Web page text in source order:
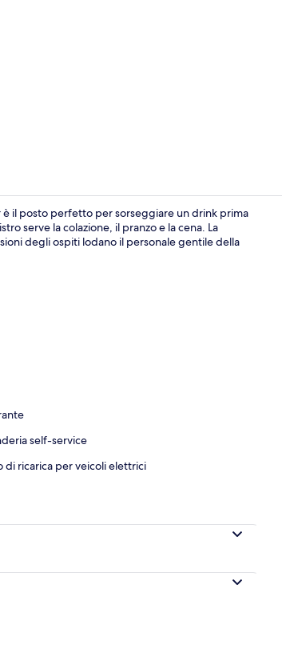
è il posto perfetto per sorseggiare un drink prima
serve la colazione, il pranzo e la cena. La
degli ospiti lodano il personale gentile della
self-service
di ricarica per veicoli elettrici